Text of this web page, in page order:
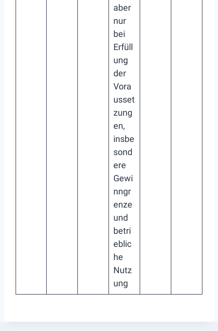
aber
nur
bei
Erfüll
ung
der
Vora
usset
zung
en,
insbe
sond
ere
Gewi
nngr
enze
und
betri
eblic
he
Nutz
ung